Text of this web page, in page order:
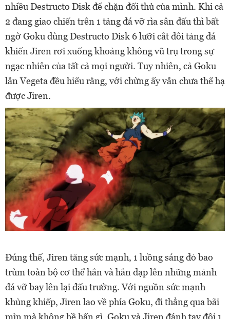
nhiều Destructo Disk để chặn đối thủ của mình. Khi cả
2 đang giao chiến trên 1 tảng đá vỡ rìa sân đấu thì bất
ngờ Goku dùng Destructo Disk 6 lưỡi cắt đôi tảng đá
khiến Jiren rơi xuống khoảng không vũ trụ trong sự
ngạc nhiên của tất cả mọi người. Tuy nhiên, cả Goku
lẫn Vegeta đều hiểu rằng, với chừng ấy vẫn chưa thể hạ
được Jiren.
Đúng thế, Jiren tăng sức mạnh, 1 luồng sáng đỏ bao
trùm toàn bộ cơ thể hắn và hắn đạp lên những mảnh
đá vỡ bay lên lại đấu trường. Với nguồn sức mạnh
khủng khiếp, Jiren lao về phía Goku, đi thẳng qua bãi
mìn mà không hề hấn gì. Goku và Jiren đánh tay đôi 1